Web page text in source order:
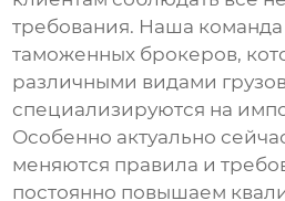
требования. Наша команда
таможенных брокеров,
различными видами
специализируются на
Особенно актуально
меняются правила и
постоянно повышаем